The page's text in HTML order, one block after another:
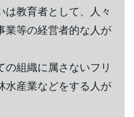
は教育者として、人々
業等の経営者的な人が
の組織に属さないフリ
水産業などをする人が